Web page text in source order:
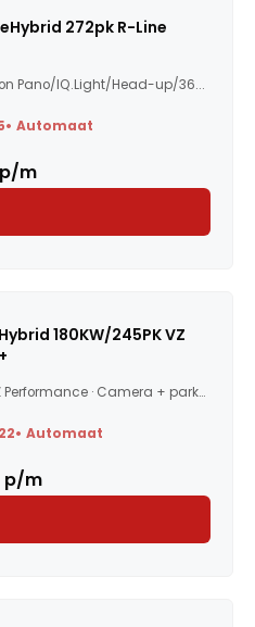
272pk R-Line
Pano/IQ.Light/Head-up/36...
Automaat
p/m
180KW/245PK VZ
1.4 e-Hybrid 180KW/245PK VZ Performance · Camera + parkee...
Automaat
p/m